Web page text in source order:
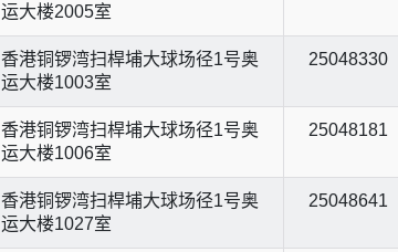
运大楼2005室
香港铜锣湾扫桿埔大球场径1号奥
运大楼1003室
25048330
香港铜锣湾扫桿埔大球场径1号奥
运大楼1006室
25048181
香港铜锣湾扫桿埔大球场径1号奥
运大楼1027室
25048641